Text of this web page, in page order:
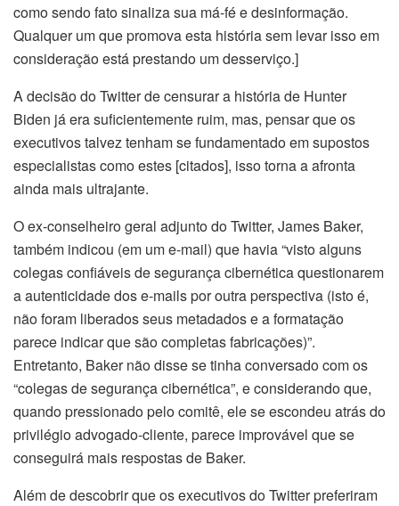
como sendo fato sinaliza sua má-fé e desinformação.
Qualquer um que promova esta história sem levar isso em
consideração está prestando um desserviço.]
A decisão do Twitter de censurar a história de Hunter
Biden já era suficientemente ruim, mas, pensar que os
executivos talvez tenham se fundamentado em supostos
especialistas como estes [citados], isso torna a afronta
ainda mais ultrajante.
O ex-conselheiro geral adjunto do Twitter, James Baker,
também indicou (em um e-mail) que havia “visto alguns
colegas confiáveis de segurança cibernética questionarem
a autenticidade dos e-mails por outra perspectiva (isto é,
não foram liberados seus metadados e a formatação
parece indicar que são completas fabricações)”.
Entretanto, Baker não disse se tinha conversado com os
“colegas de segurança cibernética”, e considerando que,
quando pressionado pelo comitê, ele se escondeu atrás do
privilégio advogado-cliente, parece improvável que se
conseguirá mais respostas de Baker.
Além de descobrir que os executivos do Twitter preferiram